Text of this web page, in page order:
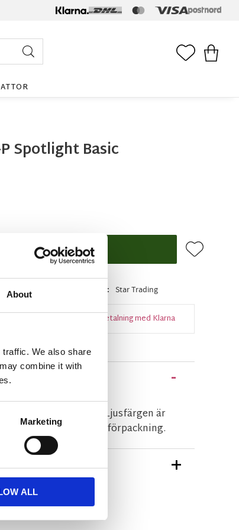
About
We also share
combine it with
Marketing
ALL
Spotlight Basic
KÖP Lägg till i
Star Trading
Enkel betalning med Klarna
och varmvitt sken. Ljusfärgen är
är 36°. 2st lampor i en förpackning.